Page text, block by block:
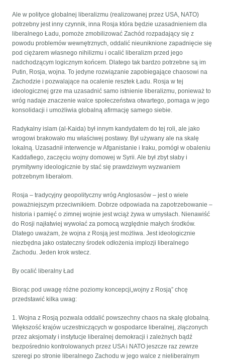
Ale w polityce globalnej liberalizmu (realizowanej przez USA, NATO)
potrzebny jest inny czynnik, inna Rosja która będzie uzasadnieniem dla
liberalnego Ładu, pomoże zmobilizować Zachód rozpadający się z
powodu problemów wewnętrznych, oddalić nieuniknione zapadnięcie się
pod ciężarem własnego nihilizmu i ocalić liberalizm przed jego
nadchodzącym logicznym końcem. Dlatego tak bardzo potrzebne są im
Putin, Rosja, wojna. To jedyne rozwiązanie zapobiegające chaosowi na
Zachodzie i pozwalające na ocalenie resztek Ładu. Rosja w tej
ideologicznej grze ma uzasadnić samo istnienie liberalizmu, ponieważ to
wróg nadaje znaczenie walce społeczeństwa otwartego, pomaga w jego
konsolidacji i umożliwia globalną afirmację samego siebie.
Radykalny islam (al-Kaida) był innym kandydatem do tej roli, ale jako
wrogowi brakowało mu właściwej postawy. Był używany ale na skalę
lokalną. Uzasadnił interwencje w Afganistanie i Iraku, pomógł w obaleniu
Kaddafiego, zaczęciu wojny domowej w Syrii. Ale był zbyt słaby i
prymitywny ideologicznie by stać się prawdziwym wyzwaniem
potrzebnym liberałom.
Rosja – tradycyjny geopolityczny wróg Anglosasów – jest o wiele
poważniejszym przeciwnikiem. Dobrze odpowiada na zapotrzebowanie –
historia i pamięć o zimnej wojnie jest wciąż żywa w umysłach. Nienawiść
do Rosji najłatwiej wywołać za pomocą względnie małych środków.
Dlatego uważam, że wojna z Rosją jest możliwa. Jest ideologicznie
niezbędna jako ostateczny środek odłożenia implozji liberalnego
Zachodu. Jeden krok wstecz.
By ocalić liberalny Ład
Biorąc pod uwagę różne poziomy koncepcji„wojny z Rosją” chcę
przedstawić kilka uwag:
1. Wojna z Rosją pozwala oddalić powszechny chaos na skalę globalną.
Większość krajów uczestniczących w gospodarce liberalnej, złączonych
przez aksjomaty i instytucje liberalnej demokracji i zależnych bądź
bezpośrednio kontrolowanych przez USA i NATO jeszcze raz zewrze
szeregi po stronie liberalnego Zachodu w jego walce z nieliberalnym